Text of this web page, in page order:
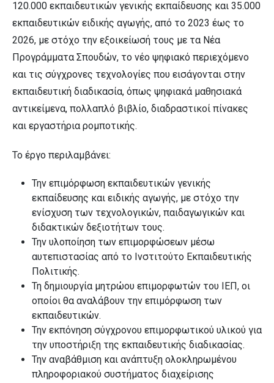
120.000 εκπαιδευτικών γενικής εκπαίδευσης και 35.000
εκπαιδευτικών ειδικής αγωγής, από το 2023 έως το
2026, με στόχο την εξοικείωσή τους με τα Νέα
Προγράμματα Σπουδών, το νέο ψηφιακό περιεχόμενο
και τις σύγχρονες τεχνολογίες που εισάγονται στην
εκπαιδευτική διαδικασία, όπως ψηφιακά μαθησιακά
αντικείμενα, πολλαπλό βιβλίο, διαδραστικοί πίνακες
και εργαστήρια ρομποτικής.
Το έργο περιλαμβάνει:
Την επιμόρφωση εκπαιδευτικών γενικής
εκπαίδευσης και ειδικής αγωγής, με στόχο την
ενίσχυση των τεχνολογικών, παιδαγωγικών και
διδακτικών δεξιοτήτων τους.
Την υλοποίηση των επιμορφώσεων μέσω
αυτεπιστασίας από το Ινστιτούτο Εκπαιδευτικής
Πολιτικής.
Τη δημιουργία μητρώου επιμορφωτών του ΙΕΠ, οι
οποίοι θα αναλάβουν την επιμόρφωση των
εκπαιδευτικών.
Την εκπόνηση σύγχρονου επιμορφωτικού υλικού για
την υποστήριξη της εκπαιδευτικής διαδικασίας.
Την αναβάθμιση και ανάπτυξη ολοκληρωμένου
πληροφοριακού συστήματος διαχείρισης